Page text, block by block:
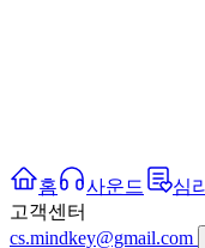
홈 사운드 심
고객센터
cs.mindkey@gmail.com